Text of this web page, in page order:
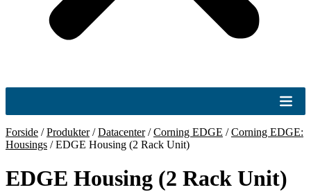
Forside /Produkter/Datacenter/Corning EDGE /Corning EDGE:
Housings /EDGE Housing (2 Rack Unit)
EDGE Housing (2 Rack Unit)